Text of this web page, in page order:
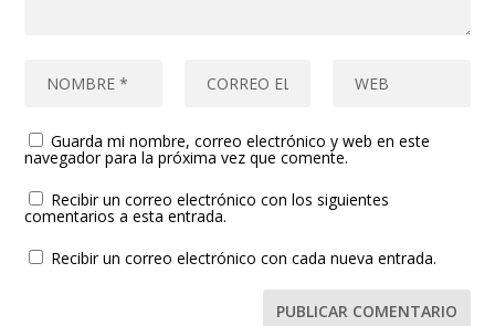
Guarda mi nombre, correo electrónico y web en este
navegador para la próxima vez que comente.
Recibir un correo electrónico con los siguientes
comentarios a esta entrada.
Recibir un correo electrónico con cada nueva entrada.